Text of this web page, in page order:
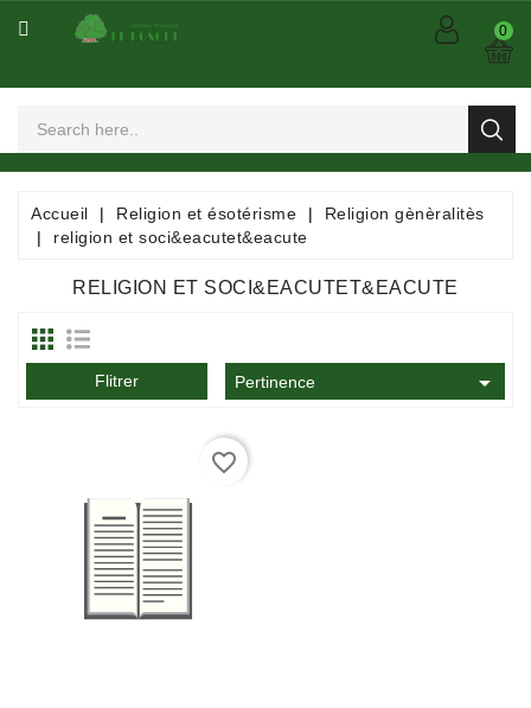
CATÉGORIE
Spectacles
Dessinées
Comics
Mangas
Consommables
Documentation
Entreprise,économie
0
Accueil Religion et ésotérisme
Religion gènèralitès
religion et soci&eacutet&eacute
RELIGION ET SOCI&EACUTET&EACUTE
Flitrer Pertinence 
favorite_border